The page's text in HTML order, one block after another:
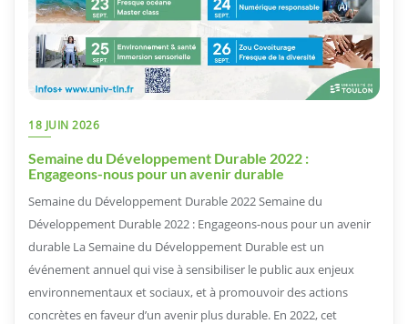
18 JUIN 2026
Semaine du Développement Durable 2022 :
Engageons-nous pour un avenir durable
Semaine du Développement Durable 2022 Semaine du
Développement Durable 2022 : Engageons-nous pour un avenir
durable La Semaine du Développement Durable est un
événement annuel qui vise à sensibiliser le public aux enjeux
environnementaux et sociaux, et à promouvoir des actions
concrètes en faveur d’un avenir plus durable. En 2022, cet